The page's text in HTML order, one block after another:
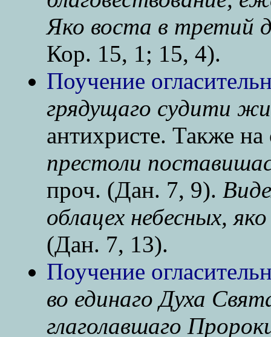
Яко воста в третий
Кор. 15, 1; 15, 4).
Поучение
грядущаго судити
антихристе. Также
престоли
проч. (Дан. 7, 9).
облацех небесных,
(Дан. 7, 13).
Поучение
во единаго Духа
глаголавшаго